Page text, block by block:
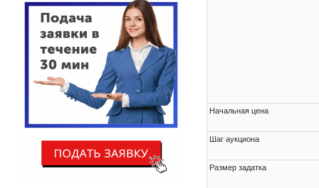
Начальная цена
Шаг аукциона
Размер задатка